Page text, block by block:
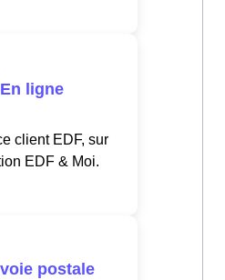
ligne
client EDF, sur
EDF & Moi.
postale